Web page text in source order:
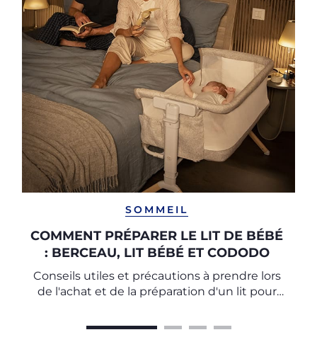
SOMMEIL
COMMENT PRÉPARER LE LIT DE BÉBÉ
: BERCEAU, LIT BÉBÉ ET CODODO
Conseils utiles et précautions à prendre lors
de l'achat et de la préparation d'un lit pour